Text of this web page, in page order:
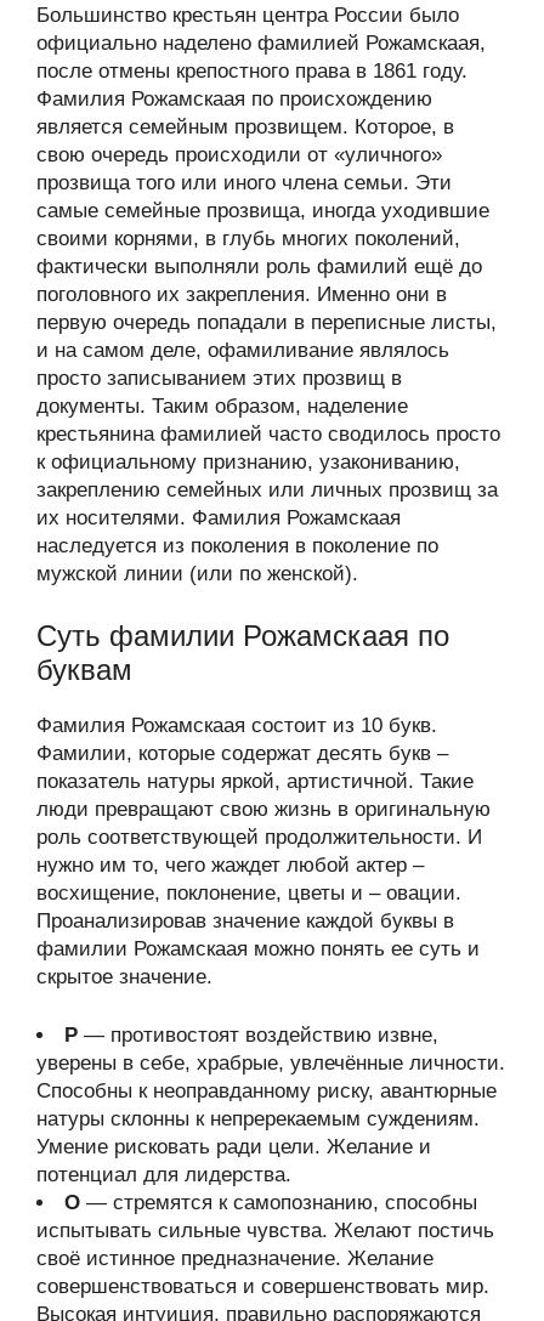
Большинство крестьян центра России было
официально наделено фамилией Рожамскаая,
после отмены крепостного права в 1861 году.
Фамилия Рожамскаая по происхождению
является семейным прозвищем. Которое, в
свою очередь происходили от «уличного»
прозвища того или иного члена семьи. Эти
самые семейные прозвища, иногда уходившие
своими корнями, в глубь многих поколений,
фактически выполняли роль фамилий ещё до
поголовного их закрепления. Именно они в
первую очередь попадали в переписные листы,
и на самом деле, офамиливание являлось
просто записыванием этих прозвищ в
документы. Таким образом, наделение
крестьянина фамилией часто сводилось просто
к официальному признанию, узакониванию,
закреплению семейных или личных прозвищ за
их носителями. Фамилия Рожамскаая
наследуется из поколения в поколение по
мужской линии (или по женской).
Суть фамилии Рожамскаая по
буквам
Фамилия Рожамскаая состоит из 10 букв.
Фамилии, которые содержат десять букв –
показатель натуры яркой, артистичной. Такие
люди превращают свою жизнь в оригинальную
роль соответствующей продолжительности. И
нужно им то, чего жаждет любой актер –
восхищение, поклонение, цветы и – овации.
Проанализировав значение каждой буквы в
фамилии Рожамскаая можно понять ее суть и
скрытое значение.
Р — противостоят воздействию извне,
уверены в себе, храбрые, увлечённые личности.
Способны к неоправданному риску, авантюрные
натуры склонны к непререкаемым суждениям.
Умение рисковать ради цели. Желание и
потенциал для лидерства.
О — стремятся к самопознанию, способны
испытывать сильные чувства. Желают постичь
своё истинное предназначение. Желание
совершенствоваться и совершенствовать мир.
Высокая интуиция, правильно распоряжаются